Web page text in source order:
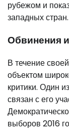
рубежом и
западных стран.
Обвинения
В течение
объектом
критики. Один
связан с его
выборов 2016